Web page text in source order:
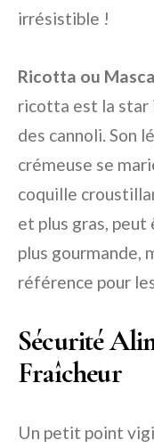
irrésistible !
Ricotta ou
ricotta est la star
des cannoli. Son
crémeuse se
coquille
et plus gras,
plus gourmande,
référence pour
Sécurité
Fraîcheur
Un petit point